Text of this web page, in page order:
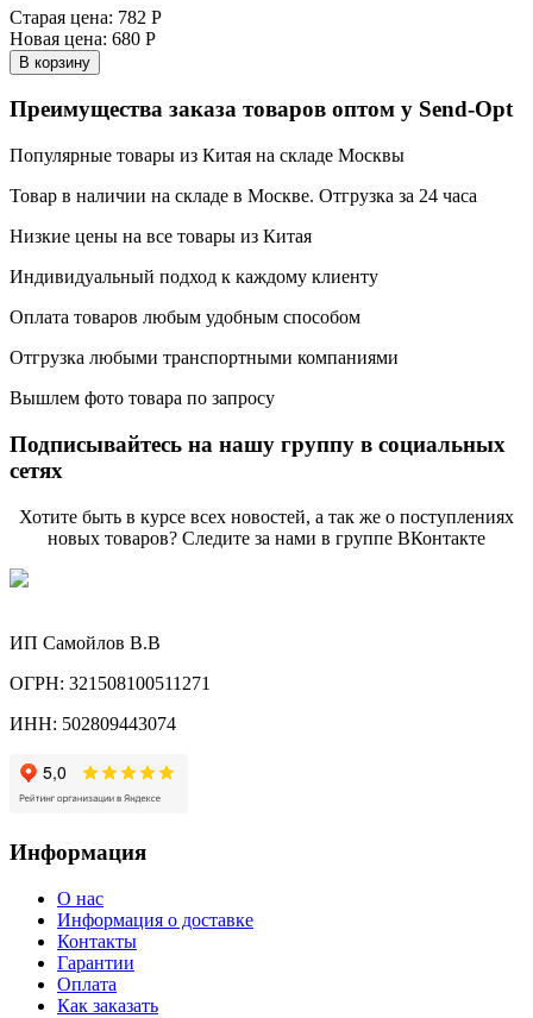
Старая цена: 782 Р
Новая цена: 680 Р
В корзину
Преимущества заказа товаров оптом у Send-Opt
Популярные товары из Китая на складе Москвы
Товар в наличии на складе в Москве. Отгрузка за 24 часа
Низкие цены на все товары из Китая
Индивидуальный подход к каждому клиенту
Оплата товаров любым удобным способом
Отгрузка любыми транспортными компаниями
Вышлем фото товара по запросу
Подписывайтесь на нашу группу в социальных
сетях
Хотите быть в курсе всех новостей, а так же о поступлениях
новых товаров? Следите за нами в группе ВКонтакте
ИП Самойлов В.В
ОГРН: 321508100511271
ИНН: 502809443074
Информация
О нас
Информация о доставке
Контакты
Гарантии
Оплата
Как заказать